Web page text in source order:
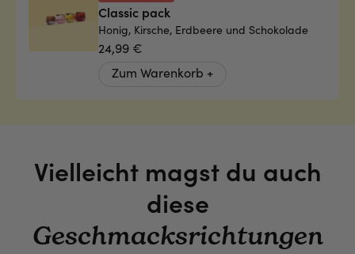
Classic pack
Honig, Kirsche, Erdbeere und Schokolade
24,99 €
Zum Warenkorb +
Vielleicht magst du auch
diese
Geschmacksrichtungen